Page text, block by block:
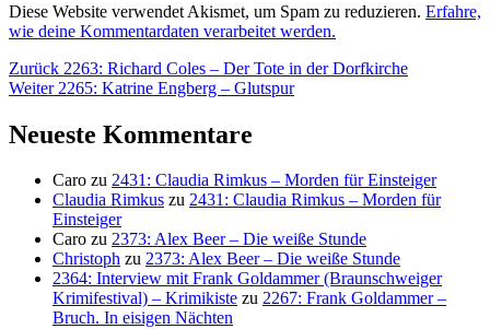
Diese Website verwendet Akismet, um Spam zu reduzieren. Erfahre,
wie deine Kommentardaten verarbeitet werden.
Beitragsnavigation
Zurück Vorheriger
Beitrag:
2263: Richard Coles – Der Tote in der Dorfkirche
Weiter Nächster
2265: Katrine Engberg – Glutspur
Neueste Kommentare
Caro zu 2431: Claudia Rimkus – Morden für Einsteiger
Claudia Rimkus zu 2431: Claudia Rimkus – Morden für
Einsteiger
Caro zu 2373: Alex Beer – Die weiße Stunde
Christoph zu 2373: Alex Beer – Die weiße Stunde
2364: Interview mit Frank Goldammer (Braunschweiger
Krimifestival) – Krimikiste zu 2267: Frank Goldammer –
Bruch. In eisigen Nächten